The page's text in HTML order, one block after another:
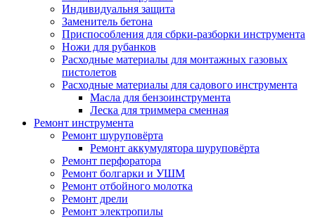
Индивидуальня защита
Заменитель бетона
Приспособления для сбрки-разборки инструмента
Ножи для рубанков
Расходные материалы для монтажных газовых
пистолетов
Расходные материалы для садового инструмента
Масла для бензоинструмента
Леска для триммера сменная
Ремонт инструмента
Ремонт шуруповёрта
Ремонт аккумулятора шуруповёрта
Ремонт перфоратора
Ремонт болгарки и УШМ
Ремонт отбойного молотка
Ремонт дрели
Ремонт электропилы